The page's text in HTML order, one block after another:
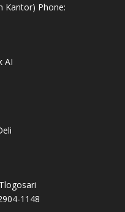
Kantor) Phone:
AI
1148